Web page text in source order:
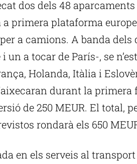
dos dels 48 aparcaments
primera plataforma
a camions. A banda dels
un a tocar de París-, se
Holanda, Itàlia i
durant la
de 250 MEUR. El total,
rondarà els 650
en els serveis al